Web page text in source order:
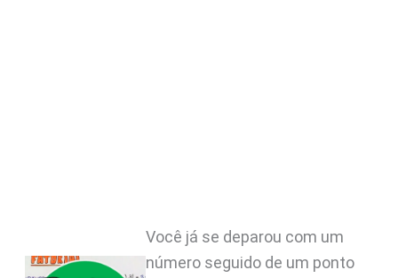
Você já se deparou com um
número seguido de um ponto